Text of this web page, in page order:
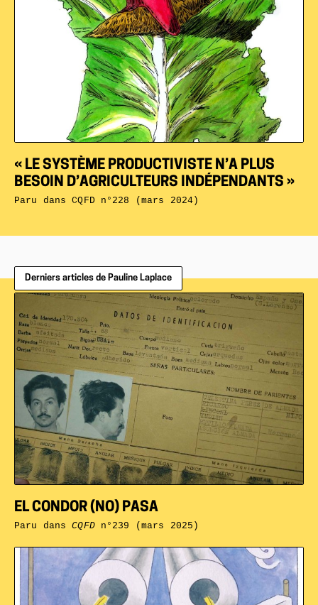
« LE SYSTÈME PRODUCTIVISTE N’A PLUS
BESOIN D’AGRICULTEURS INDÉPENDANTS »
Paru dansCQFD n°228 (mars 2024)
Derniers articles de Pauline Laplace
EL CONDOR (NO) PASA
Paru dansCQFDn°239 (mars 2025)